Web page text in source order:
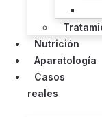
Nutrición
Aparatología
Casos
reales